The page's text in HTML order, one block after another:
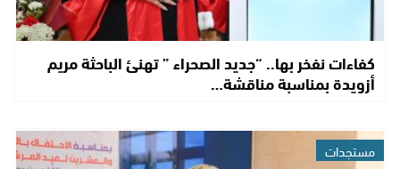
كفاءات نفخر بها.. “جديد الصحراء ” تهنئ الباحثة مريم
أزويدة بمناسبة مناقشة…
مستجدات